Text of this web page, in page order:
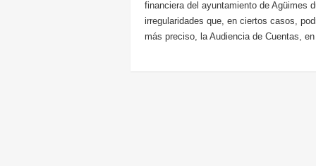
financiera del ayuntamiento de Agüimes
irregularidades que, en ciertos casos,
más preciso, la Audiencia de Cuentas,